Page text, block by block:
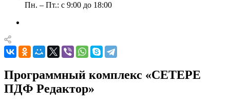
Пн. – Пт.: с 9:00 до 18:00
Программный комплекс «СЕТЕРЕ
ПДФ Редактор»